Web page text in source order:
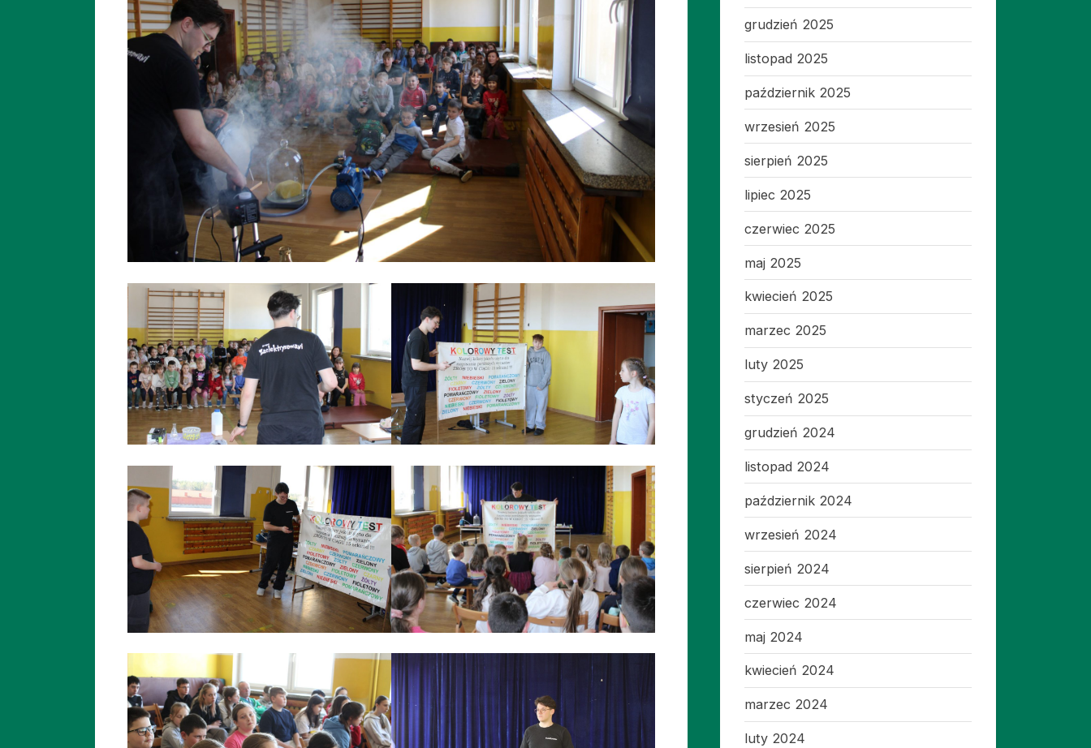
grudzień 2025
listopad 2025
październik 2025
wrzesień 2025
sierpień 2025
lipiec 2025
czerwiec 2025
maj 2025
kwiecień 2025
marzec 2025
luty 2025
styczeń 2025
grudzień 2024
listopad 2024
październik 2024
wrzesień 2024
sierpień 2024
czerwiec 2024
maj 2024
kwiecień 2024
marzec 2024
luty 2024